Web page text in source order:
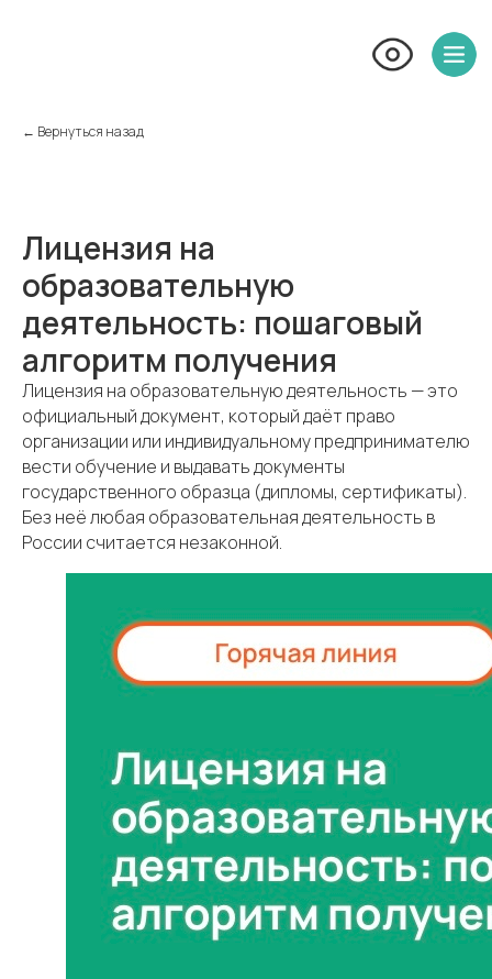
← Вернуться назад
Лицензия на
образовательную
деятельность: пошаговый
алгоритм получения
Лицензия на образовательную деятельность — это
официальный документ, который даёт право
организации или индивидуальному предпринимателю
вести обучение и выдавать документы
государственного образца (дипломы, сертификаты).
Без неё любая образовательная деятельность в
России считается незаконной.